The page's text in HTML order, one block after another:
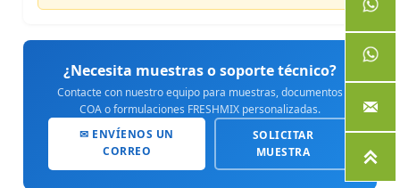
¿Necesita muestras o soporte técnico?
Contacte con nuestro equipo para muestras, documentos
COA o formulaciones FRESHMIX personalizadas.
✉ ENVÍENOS UN
CORREO
SOLICITAR
MUESTRA

